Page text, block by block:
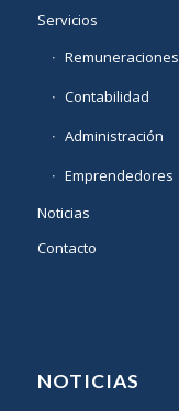
Servicios
Remuneraciones
Contabilidad
Administración
Emprendedores
Noticias
Contacto
NOTICIAS